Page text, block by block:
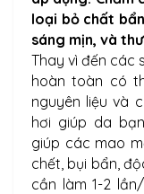
loại bỏ chất
sáng mịn, và
Thay vì đến các
hoàn toàn có
nguyên liệu và
hơi giúp da
giúp các mao
chết, bụi bẩn,
cần làm 1-2